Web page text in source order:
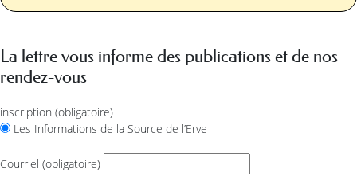
La lettre vous informe des publications et de nos
rendez-vous
inscription (obligatoire)
Les Informations de la Source de l’Erve
Courriel (obligatoire)